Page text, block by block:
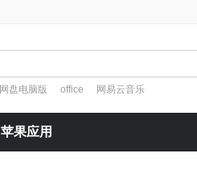
网盘电脑版 office 网易云音乐
苹果应用